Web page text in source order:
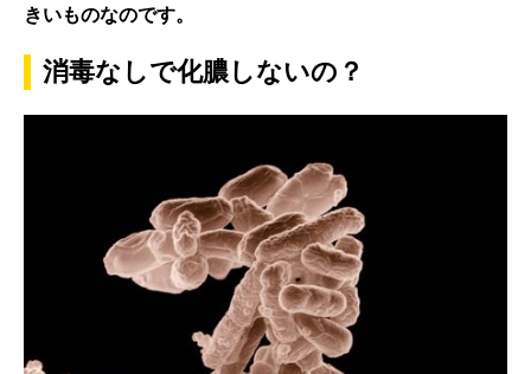
きいものなのです。
消毒なしで化膿しないの？